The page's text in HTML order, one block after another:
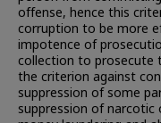
offense, hence this
corruption to be more
impotence of
collection to prosecute
the criterion against
suppression of some
suppression of